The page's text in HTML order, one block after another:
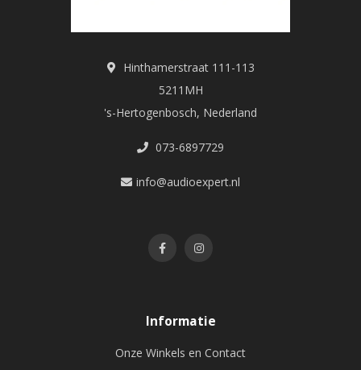
Hinthamerstraat 111-113
5211MH
's-Hertogenbosch, Nederland
073-6897729
info@audioexpert.nl
Informatie
Onze Winkels en Contact